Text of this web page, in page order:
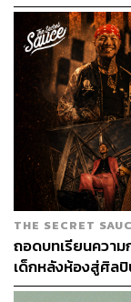
โดยรวมแล้วต้อง
ผลงานอัลบั้มที่ทำ
ความพยายามทด
เซฟอยู่พอสมควร
เองถนัด ซึ่งเปรีย
ทำเพลงจังหวะส
สไตล์วงอินดี้ป๊อป
เพลงง่ายๆ ไม่ซั
ความรู้สึกได้อย่าง
เช่น เพลงสุดโรแ
ไปใช้จีบกัน หรือเ
THE SECRET
ถอดบทเรียนความ
เด็กหลังห้องสู่ศิล